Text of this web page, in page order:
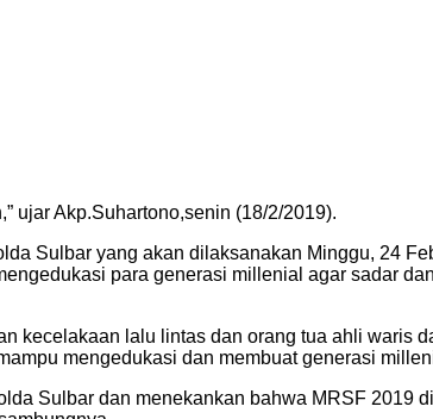
ujar Akp.Suhartono,senin (18/2/2019).
Sulbar yang akan dilaksanakan Minggu, 24
para generasi millenial agar sadar
kecelakaan lalu lintas dan orang tua ahli waris
mengedukasi dan membuat generasi
Sulbar dan menekankan bahwa MRSF 2019